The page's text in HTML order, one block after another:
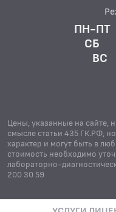
ПН-ПТ
СБ
ВС
Цены, указанные на сайте,
смысле статьи 435 ГК.РФ,
характер и могут быть в
стоимость необходимо
лабораторно-
200 30 59